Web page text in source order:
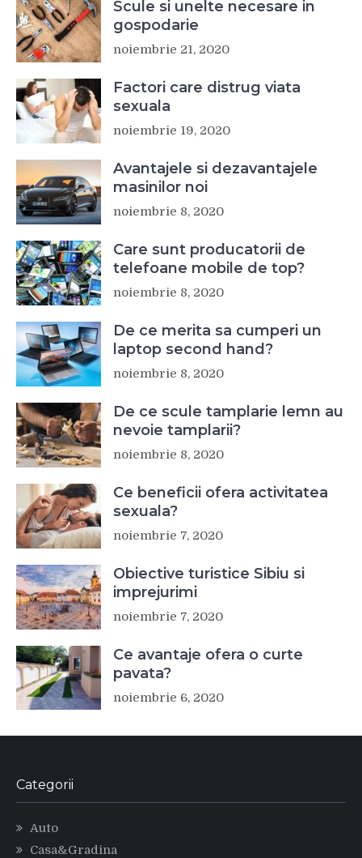
Scule si unelte necesare in
gospodarie
noiembrie 21, 2020
Factori care distrug viata
sexuala
noiembrie 19, 2020
Avantajele si dezavantajele
masinilor noi
noiembrie 8, 2020
Care sunt producatorii de
telefoane mobile de top?
noiembrie 8, 2020
De ce merita sa cumperi un
laptop second hand?
noiembrie 8, 2020
De ce scule tamplarie lemn au
nevoie tamplarii?
noiembrie 8, 2020
Ce beneficii ofera activitatea
sexuala?
noiembrie 7, 2020
Obiective turistice Sibiu si
imprejurimi
noiembrie 7, 2020
Ce avantaje ofera o curte
pavata?
noiembrie 6, 2020
Categorii
Auto
Casa&Gradina